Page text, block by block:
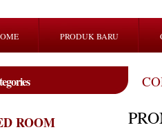
PRODUK BARU
ROOM